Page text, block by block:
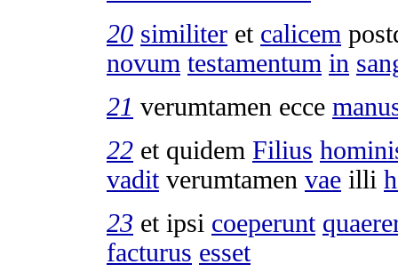
20 similiter et calicem
novum testamentum in
21 verumtamen ecce
22 et quidem Filius
vaditverumtamen vae illi
23 et ipsi coeperunt
facturus esset